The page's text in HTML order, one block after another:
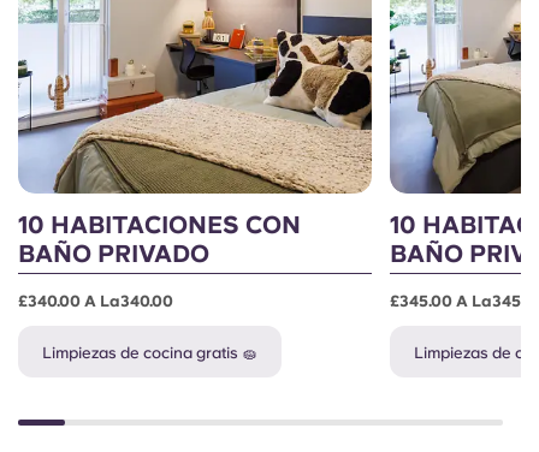
10 HABITACIONES CON
BAÑO PRIVADO
£340.00 A La340.00
Limpiezas de cocina gratis 🧽
10
BAÑO
£345.00 A
Limpiezas de